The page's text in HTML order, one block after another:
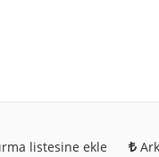
listesine ekle